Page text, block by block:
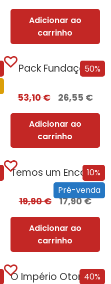
Adicionar ao
carrinho
50%
Pack Fundação
53,10€ 26,55 €
Adicionar ao
carrinho
10%
Pré-venda
Temos um Encontro (Outra Vez) – Edição com EDGES
19,90€ 17,90€
Adicionar ao
carrinho
40%
O Império Otomano e a Conquista da Europa